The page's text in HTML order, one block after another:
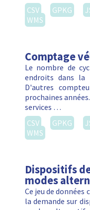
CSV
GPKG
WMS
Comptage
Le nombre de
endroits dans la
D'autres
prochaines
services …
CSV
GPKG
WMS
Dispositifs
modes
Ce jeu de
la demande sur